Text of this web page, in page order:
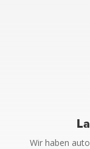
Wir haben